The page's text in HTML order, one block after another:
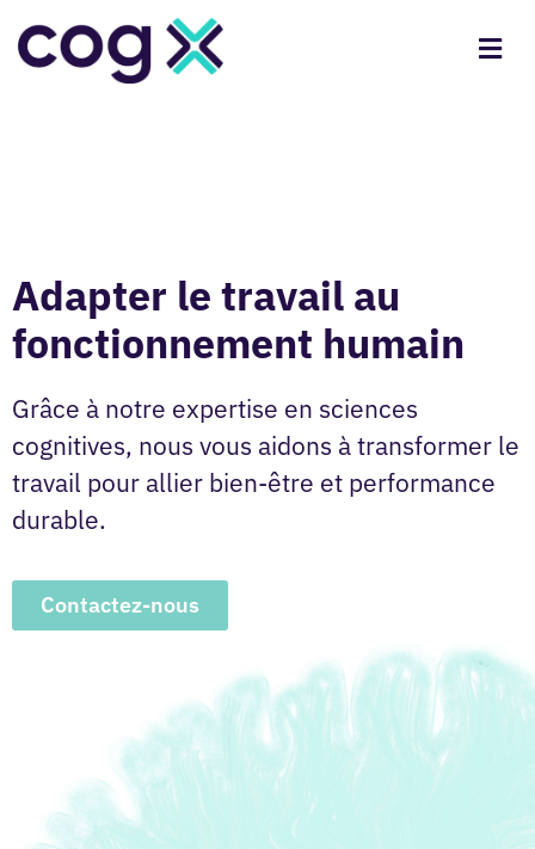
Adapter le travail au
fonctionnement humain
Grâce à notre expertise en sciences
cognitives, nous vous aidons à transformer le
travail pour allier bien-être et performance
durable.
Contactez-nous